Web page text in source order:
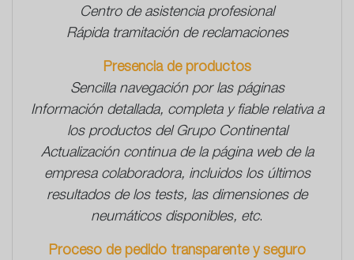
Centro de asistencia profesional
Rápida tramitación de reclamaciones
Presencia de productos
Sencilla navegación por las páginas
Información detallada, completa y fiable relativa a
los productos del Grupo Continental
Actualización continua de la página web de la
empresa colaboradora, incluidos los últimos
resultados de los tests, las dimensiones de
neumáticos disponibles, etc.
Proceso de pedido transparente y seguro